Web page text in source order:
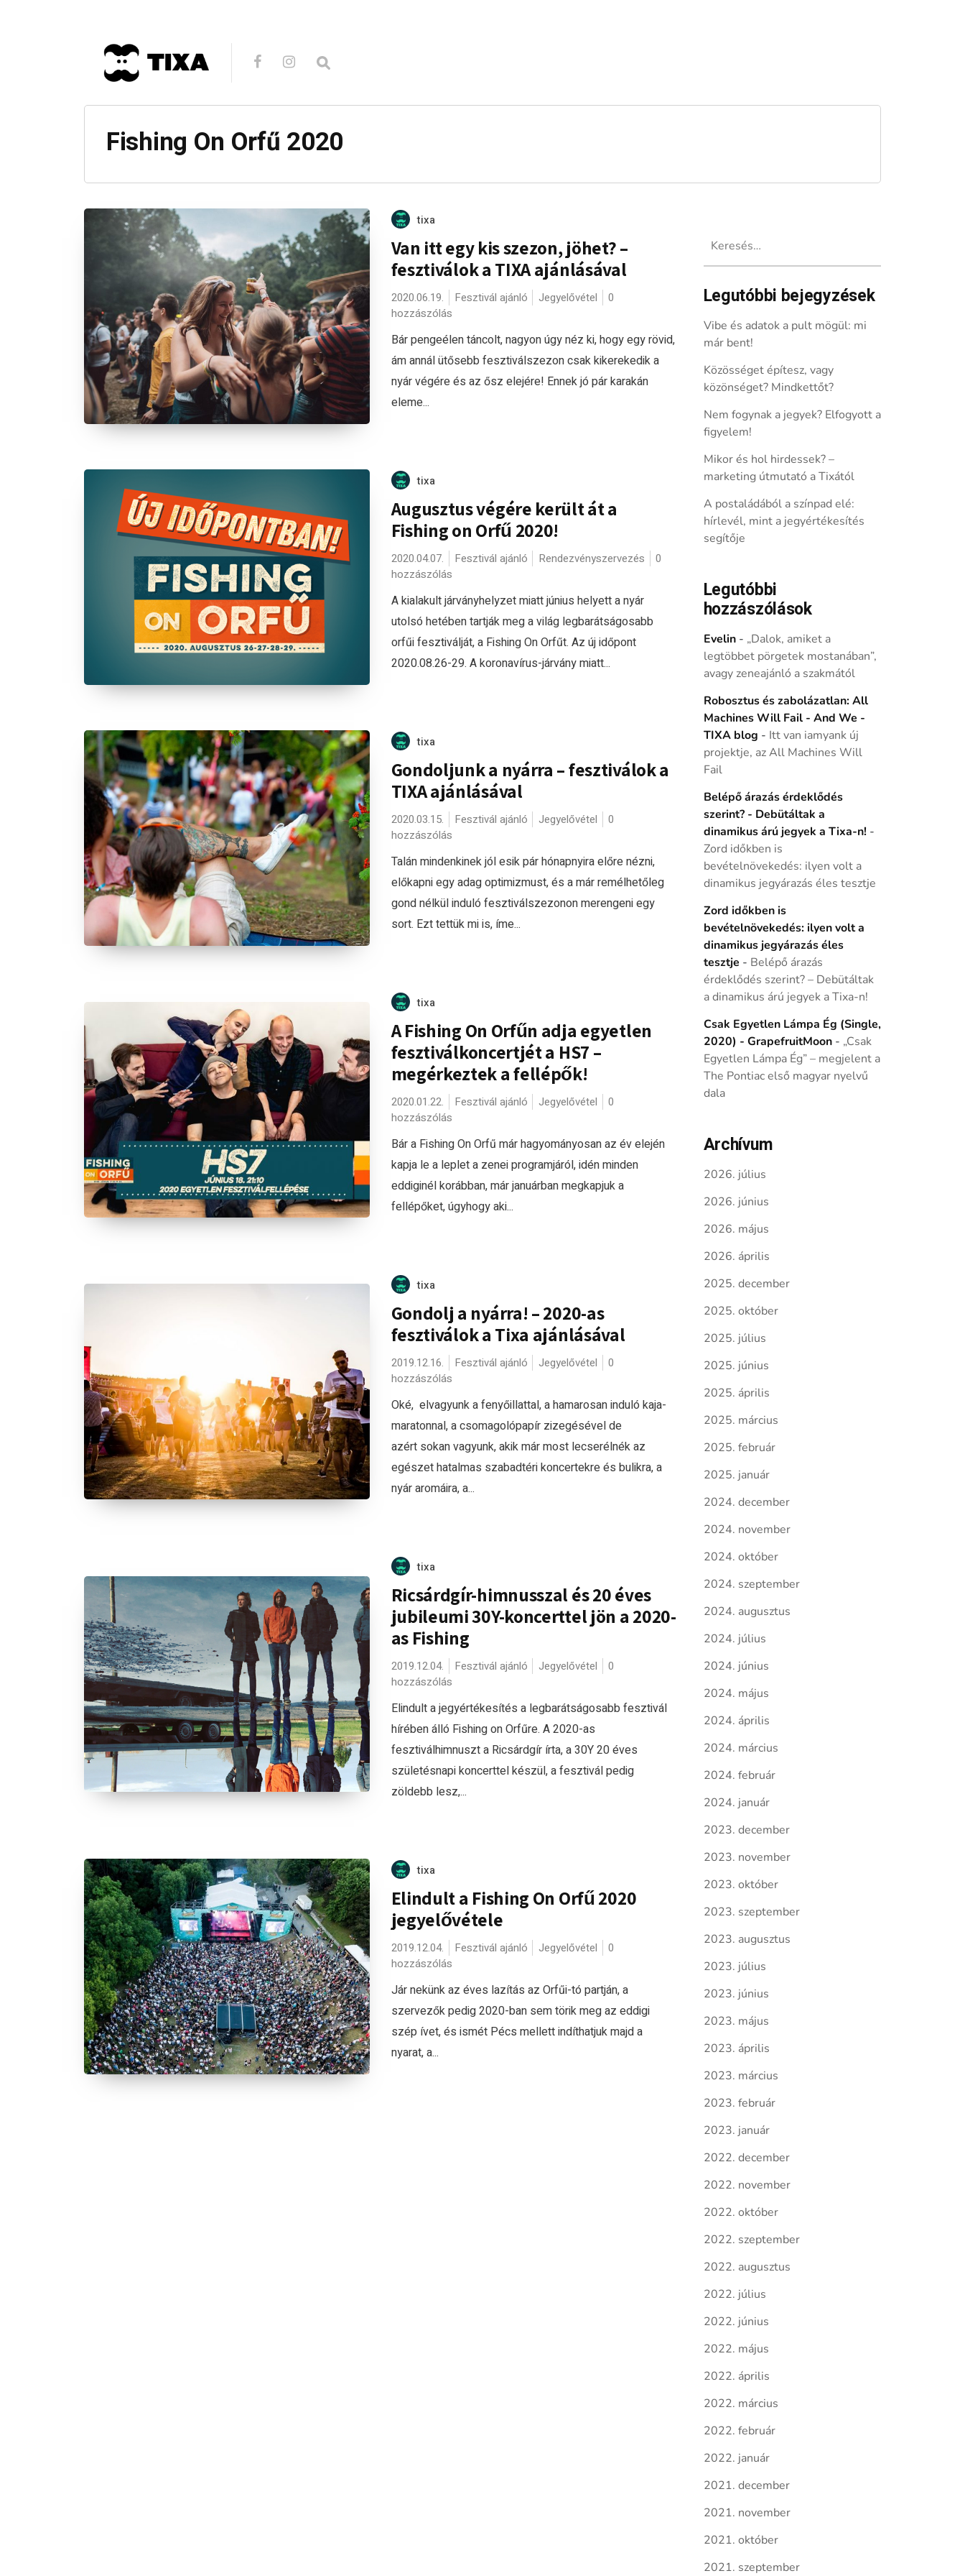
Fishing On Orfű 2020
tixa
Van itt egy kis szezon, jöhet? –
fesztiválok a TIXA ajánlásával
2020.06.19. Fesztivál ajánló Jegyelővétel
0
hozzászólás
Bár pengeélen táncolt, nagyon úgy néz ki, hogy egy rövid,
ám annál ütősebb fesztiválszezon csak kikerekedik a
nyár végére és az ősz elejére! Ennek jó pár karakán
eleme...
tixa
Augusztus végére került át a
Fishing on Orfű 2020!
2020.04.07. Fesztivál ajánló Rendezvényszervezés
0
hozzászólás
A kialakult járványhelyzet miatt június helyett a nyár
utolsó hetében tartják meg a világ legbarátságosabb
orfűi fesztiválját, a Fishing On Orfűt. Az új időpont
2020.08.26-29. A koronavírus-járvány miatt...
tixa
Gondoljunk a nyárra – fesztiválok a
TIXA ajánlásával
2020.03.15. Fesztivál ajánló Jegyelővétel
0
hozzászólás
Talán mindenkinek jól esik pár hónapnyira előre nézni,
előkapni egy adag optimizmust, és a már remélhetőleg
gond nélkül induló fesztiválszezonon merengeni egy
sort. Ezt tettük mi is, íme...
tixa
A Fishing On Orfűn adja egyetlen
fesztiválkoncertjét a HS7 –
megérkeztek a fellépők!
2020.01.22. Fesztivál ajánló Jegyelővétel
0
hozzászólás
Bár a Fishing On Orfű már hagyományosan az év elején
kapja le a leplet a zenei programjáról, idén minden
eddiginél korábban, már januárban megkapjuk a
fellépőket, úgyhogy aki...
tixa
Gondolj a nyárra! – 2020-as
fesztiválok a Tixa ajánlásával
2019.12.16. Fesztivál ajánló Jegyelővétel
0
hozzászólás
Oké, elvagyunk a fenyőillattal, a hamarosan induló kaja-
maratonnal, a csomagolópapír zizegésével de
azért sokan vagyunk, akik már most lecserélnék az
egészet hatalmas szabadtéri koncertekre és bulikra, a
nyár aromáira, a...
tixa
Ricsárdgír-himnusszal és 20 éves
jubileumi 30Y-koncerttel jön a 2020-
as Fishing
2019.12.04. Fesztivál ajánló Jegyelővétel
0
hozzászólás
Elindult a jegyértékesítés a legbarátságosabb fesztivál
hírében álló Fishing on Orfűre. A 2020-as
fesztiválhimnuszt a Ricsárdgír írta, a 30Y 20 éves
születésnapi koncerttel készül, a fesztivál pedig
zöldebb lesz,...
tixa
Elindult a Fishing On Orfű 2020
jegyelővétele
2019.12.04. Fesztivál ajánló Jegyelővétel
0
hozzászólás
Jár nekünk az éves lazítás az Orfűi-tó partján, a
szervezők pedig 2020-ban sem törik meg az eddigi
szép ívet, és ismét Pécs mellett indíthatjuk majd a
nyarat, a...
Legutóbbi bejegyzések
Vibe és adatok a pult mögül: mi
már bent!
Közösséget építesz, vagy
közönséget? Mindkettőt?
Nem fogynak a jegyek? Elfogyott a
figyelem!
Mikor és hol hirdessek? –
marketing útmutató a Tixától
A postaládából a színpad elé:
hírlevél, mint a jegyértékesítés
segítője
Legutóbbi
hozzászólások
Evelin- „Dalok, amiket a
legtöbbet pörgetek mostanában”,
avagy zeneajánló a szakmától
Robosztus és zabolázatlan: All
Machines Will Fail - And We -
TIXA blog - Itt van iamyank új
projektje, az All Machines Will
Fail
Belépő árazás érdeklődés
szerint? - Debütáltak a
dinamikus árú jegyek a Tixa-n! -
Zord időkben is
bevételnövekedés: ilyen volt a
dinamikus jegyárazás éles tesztje
Zord időkben is
bevételnövekedés: ilyen volt a
dinamikus jegyárazás éles
tesztje - Belépő árazás
érdeklődés szerint? – Debütáltak
a dinamikus árú jegyek a Tixa-n!
Csak Egyetlen Lámpa Ég (Single,
2020) - GrapefruitMoon- „Csak
Egyetlen Lámpa Ég” – megjelent a
The Pontiac első magyar nyelvű
dala
Archívum
2026. július
2026. június
2026. május
2026. április
2025. december
2025. október
2025. július
2025. június
2025. április
2025. március
2025. február
2025. január
2024. december
2024. november
2024. október
2024. szeptember
2024. augusztus
2024. július
2024. június
2024. május
2024. április
2024. március
2024. február
2024. január
2023. december
2023. november
2023. október
2023. szeptember
2023. augusztus
2023. július
2023. június
2023. május
2023. április
2023. március
2023. február
2023. január
2022. december
2022. november
2022. október
2022. szeptember
2022. augusztus
2022. július
2022. június
2022. május
2022. április
2022. március
2022. február
2022. január
2021. december
2021. november
2021. október
2021. szeptember